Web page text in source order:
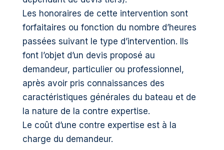
Les honoraires de cette intervention sont
forfaitaires ou fonction du nombre d’heures
passées suivant le type d’intervention. Ils
font l’objet d’un devis proposé au
demandeur, particulier ou professionnel,
après avoir pris connaissances des
caractéristiques générales du bateau et de
la nature de la contre expertise.
Le coût d’une contre expertise est à la
charge du demandeur.